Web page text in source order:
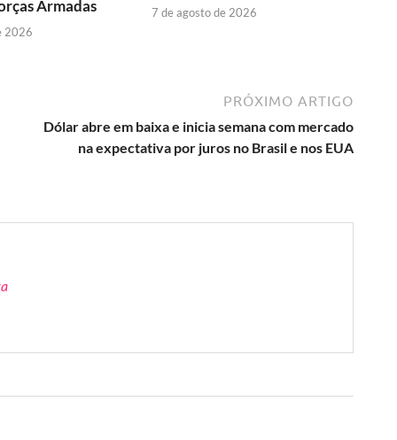
Armadas
2026
7 de agosto de 2026
PRÓXIMO ARTIGO
Dólar abre em baixa e inicia semana com mercado
na expectativa por juros no Brasil e nos EUA